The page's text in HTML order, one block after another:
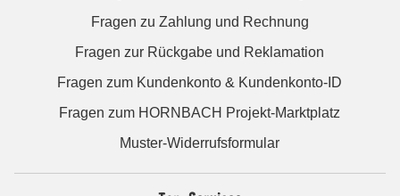
Fragen zu Zahlung und Rechnung
Fragen zur Rückgabe und Reklamation
Fragen zum Kundenkonto & Kundenkonto-ID
Fragen zum HORNBACH Projekt-Marktplatz
Muster-Widerrufsformular